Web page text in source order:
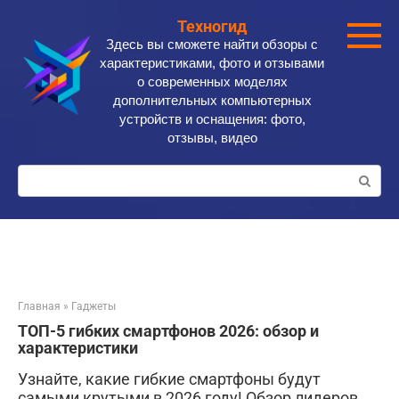
контенту
Техногид
Здесь вы сможете найти обзоры с
характеристиками, фото и отзывами
о современных моделях
дополнительных компьютерных
устройств и оснащения: фото,
отзывы, видео
Поиск:
Главная » Гаджеты
ТОП-5 гибких смартфонов 2026: обзор и
характеристики
Узнайте, какие гибкие смартфоны будут